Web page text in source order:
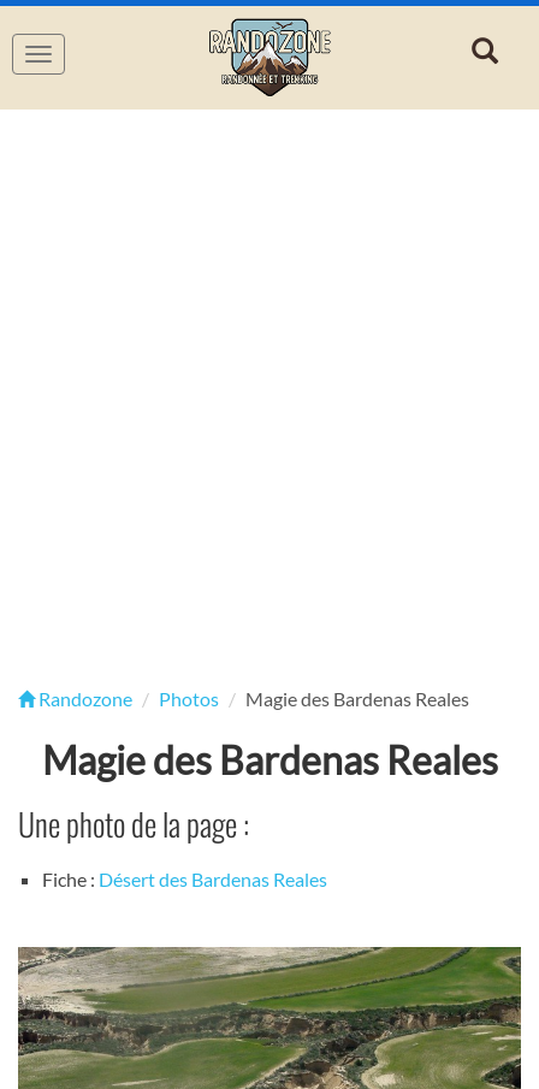
Navigation
Randozone Photos Magie des Bardenas Reales
Magie des Bardenas Reales
Une photo de la page :
Fiche : Désert des Bardenas Reales